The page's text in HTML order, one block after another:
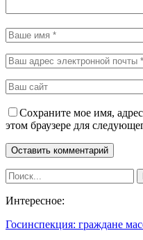
Сохраните мое имя,
этом браузере для
Интересное:
Госинспекция: граждане